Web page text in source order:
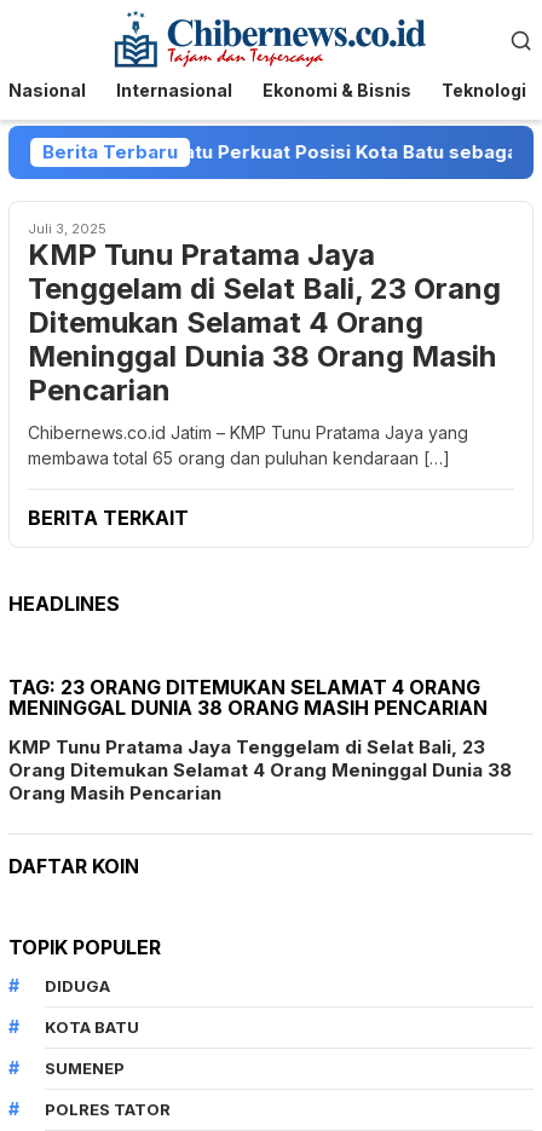
Menu
Mobile
Nasional Internasional Ekonomi & Bisnis Teknologi
Berita Terbaru
Pemkot Batu Perkuat Posisi Kota Batu sebagai
Juli 3, 2025
KMP Tunu Pratama Jaya
Tenggelam di Selat Bali, 23 Orang
Ditemukan Selamat 4 Orang
Meninggal Dunia 38 Orang Masih
Pencarian
Chibernews.co.id Jatim – KMP Tunu Pratama Jaya yang
membawa total 65 orang dan puluhan kendaraan […]
BERITA TERKAIT
HEADLINES
TAG: 23 ORANG DITEMUKAN SELAMAT 4 ORANG
MENINGGAL DUNIA 38 ORANG MASIH PENCARIAN
KMP Tunu Pratama Jaya Tenggelam di Selat Bali, 23
Orang Ditemukan Selamat 4 Orang Meninggal Dunia 38
Orang Masih Pencarian
DAFTAR KOIN
TOPIK POPULER
DIDUGA
KOTA BATU
SUMENEP
POLRES TATOR